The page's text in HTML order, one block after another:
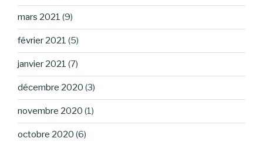
mars 2021 (9)
février 2021 (5)
janvier 2021 (7)
décembre 2020 (3)
novembre 2020 (1)
octobre 2020 (6)